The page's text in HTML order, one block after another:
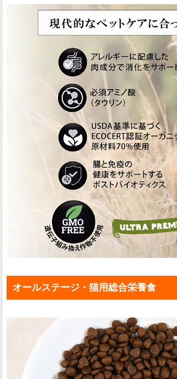
オールステージ・猫用総合栄養食